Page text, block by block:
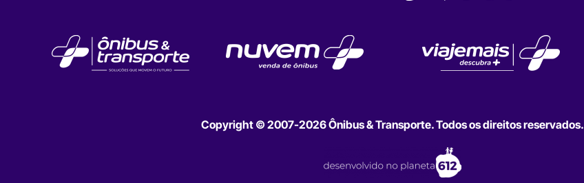
Copyright © 2007-2026 Ônibus & Transporte. Todos os direitos reservados.